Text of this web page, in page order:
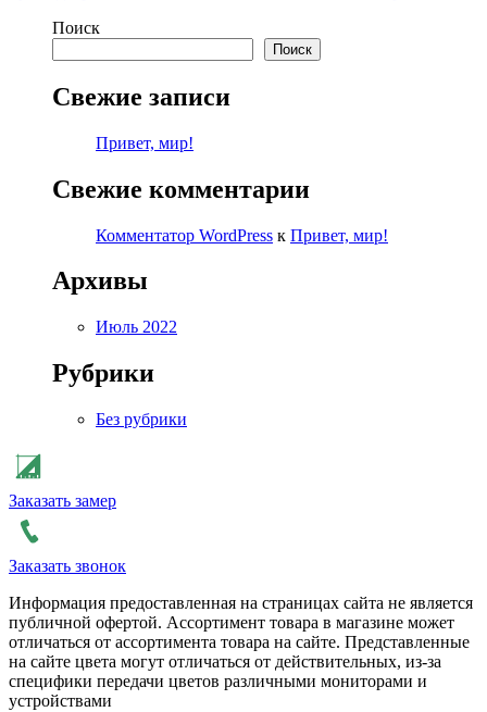
Поиск
Поиск
Свежие записи
Привет, мир!
Свежие комментарии
Комментатор WordPress к Привет, мир!
Архивы
Июль 2022
Рубрики
Без рубрики
Заказать замер
Заказать звонок
Информация предоставленная на страницах сайта не является
публичной офертой. Ассортимент товара в магазине может
отличаться от ассортимента товара на сайте. Представленные
на сайте цвета могут отличаться от действительных, из-за
специфики передачи цветов различными мониторами и
устройствами